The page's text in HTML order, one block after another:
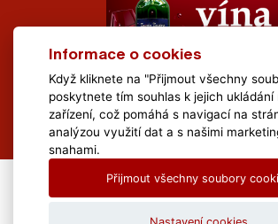
All Rights Reserved Muzeum Brněnska ©
Informace o cookies
Když kliknete na "Přijmout všechny
poskytnete tím souhlas k jejich ukládání
zařízení, což pomáhá s navigací na
analýzou využití dat a s našimi
snahami.
Přijmout všechny soubory